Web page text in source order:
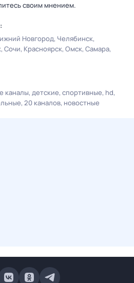
своим мнением.
Новгород Челябинск
Сочи Красноярск Омск Самара
каналы детские спортивные hd
20 каналов новостные